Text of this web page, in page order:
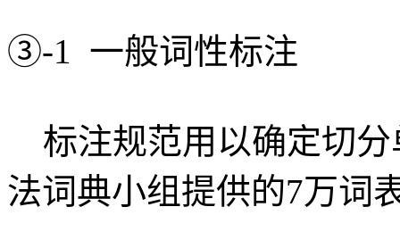
③-1 一般词性标注
标注规范用以确定切分
法词典小组提供的7万词